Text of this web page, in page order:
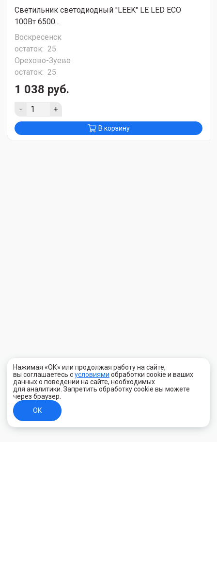
Светильник светодиодный "LEEK" LE LED ECO
100Вт 6500...
Воскресенск
остаток: 25
Орехово-Зуево
остаток: 25
1 038 руб.
- +
В корзину
Нажимая «ОК» или продолжая работу на сайте,
вы соглашаетесь сусловиями обработки cookie и ваших
данных о поведении на сайте, необходимых
для аналитики. Запретить обработку cookie вы можете
через браузер.
ОК